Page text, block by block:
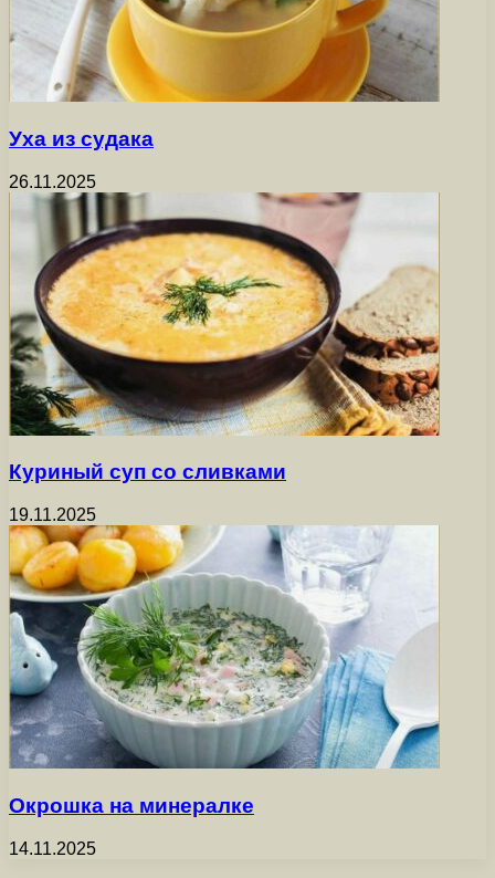
Уха из судака
26.11.2025
Куриный суп со сливками
19.11.2025
Окрошка на минералке
14.11.2025